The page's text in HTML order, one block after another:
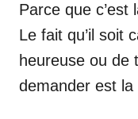
Parce que c’est
Le fait qu’il soit
heureuse ou de
demander est la